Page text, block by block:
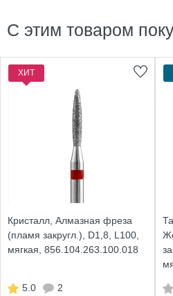
С этим товаром
ХИТ
Кристалл, Алмазная фреза
(пламя закругл.), D1,8, L100,
мягкая, 856.104.263.100.018
5.0
2